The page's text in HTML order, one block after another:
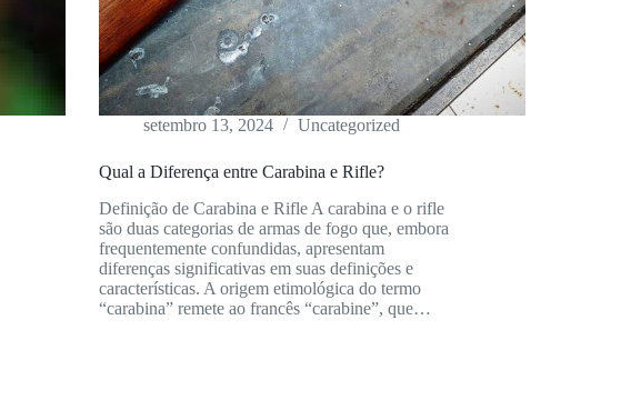
setembro 13, 2024 Uncategorized
Qual a Diferença entre Carabina e Rifle?
Definição de Carabina e Rifle A carabina e o rifle
são duas categorias de armas de fogo que, embora
frequentemente confundidas, apresentam
diferenças significativas em suas definições e
características. A origem etimológica do termo
“carabina” remete ao francês “carabine”, que…